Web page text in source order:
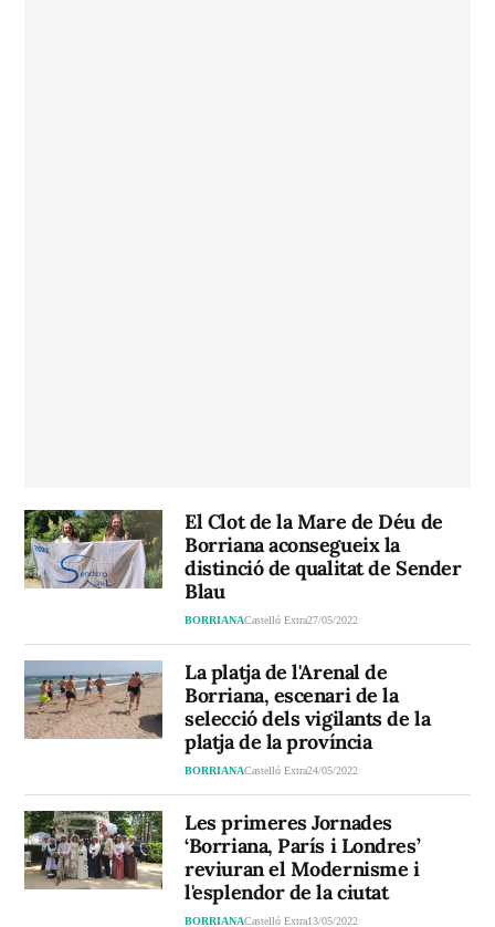
El Clot de la Mare de Déu de
Borriana aconsegueix la
distinció de qualitat de Sender
Blau
BORRIANACastelló Extra27/05/2022
La platja de l'Arenal de
Borriana, escenari de la
selecció dels vigilants de la
platja de la província
BORRIANACastelló Extra24/05/2022
Les primeres Jornades
‘Borriana, París i Londres’
reviuran el Modernisme i
l'esplendor de la ciutat
BORRIANACastelló Extra13/05/2022